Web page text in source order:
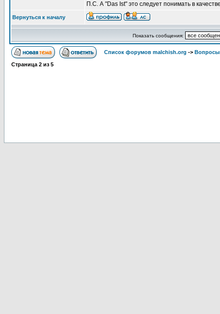
П.С. А "Das Ist" это следует понимать в
Вернуться к началу
Показать сообщения:
Список форумов malchish.org -> Вопросы
Страница 2 из 5